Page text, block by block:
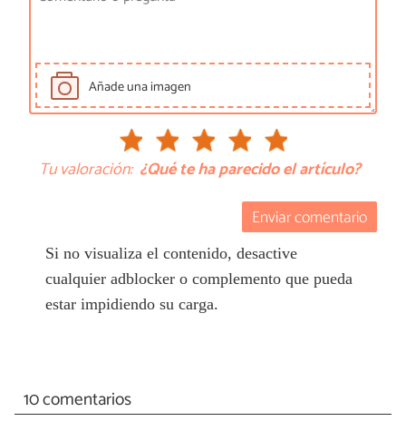
Añade una imagen
Tu valoración: ¿Qué te ha parecido el artículo?
Enviar comentario
Si no visualiza el contenido, desactive
cualquier adblocker o complemento que pueda
estar impidiendo su carga.
10 comentarios